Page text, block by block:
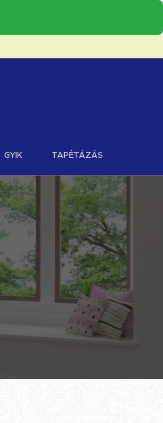
GYIK TAPÉTÁZÁS